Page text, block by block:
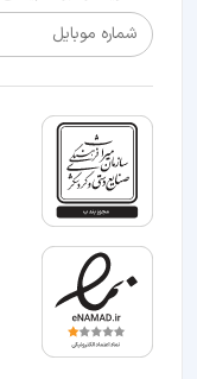
شماره موبایل